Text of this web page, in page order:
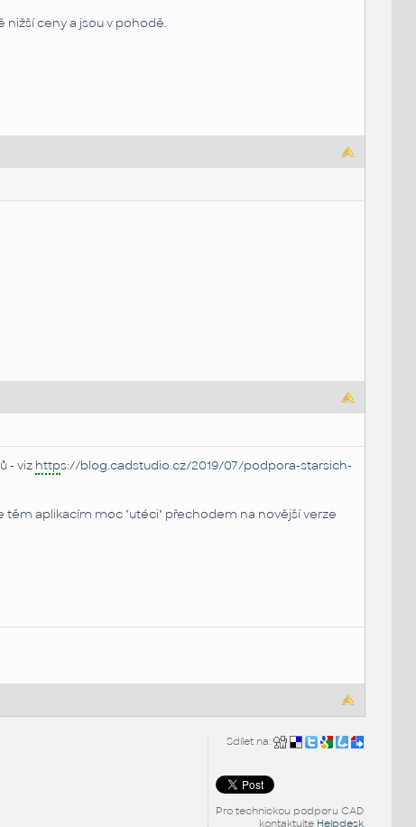
nižší ceny a jsou v pohodě.
ů - viz https://blog.cadstudio.cz/2019/07/podpora-starsich-
aplikacím moc "utéci" přechodem na novější verze
Sdílet na:
Pro technickou podporu CAD
kontaktujte Helpdesk